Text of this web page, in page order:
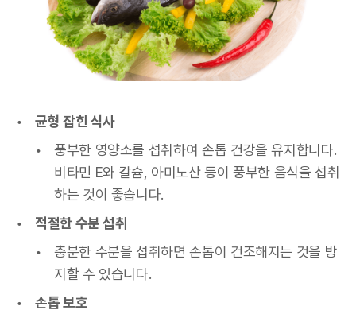
균형 잡힌 식사
풍부한 영양소를 섭취하여 손톱 건강을 유지합니다.
비타민 E와 칼슘, 아미노산 등이 풍부한 음식을 섭취
하는 것이 좋습니다.
적절한 수분 섭취
충분한 수분을 섭취하면 손톱이 건조해지는 것을 방
지할 수 있습니다.
손톱 보호